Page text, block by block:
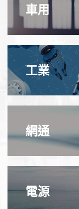
車用
工業
網通
電源